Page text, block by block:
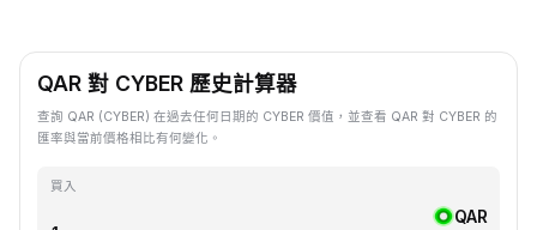
QAR 對 CYBER 歷史計算器
查詢 QAR (CYBER) 在過去任何日期的 CYBER 價值，並查看 QAR 對 CYBER 的
匯率與當前價格相比有何變化。
買入
QAR